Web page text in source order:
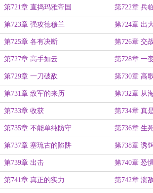
第721章 直捣玛雅帝国 第722章 兵
第723章 强攻德穆兰 第724章 出
第725章 各有决断 第726章 交
第727章 高手如云 第728章 一
第729章 一刀破敌 第730章 高
第731章 敌军的来历 第732章 从
第733章 收获 第734章 真
第735章 不能单纯防守 第736章 生
第737章 塞琉古的陷阱 第738章 诱
第739章 出击 第740章 恐
第741章 真正的实力 第742章 溃